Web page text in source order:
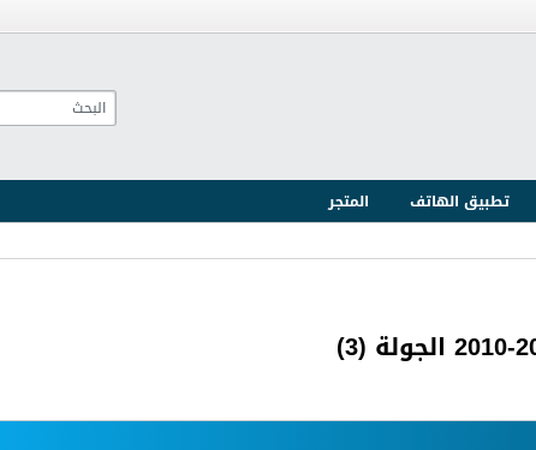
تطبيق الهاتف
المتجر